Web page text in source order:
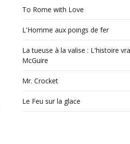
To Rome with Love
L'Homme aux poings de fer
La tueuse à la valise : L'histoire
McGuire
Mr. Crocket
Le Feu sur la glace